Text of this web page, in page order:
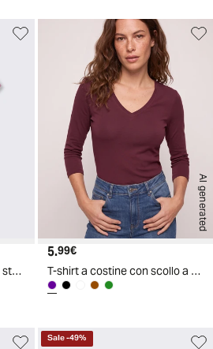
T-shirt estiva bambina con stampa colorata - Rosa candy
AI generated
Prezzo attuale
5.99€
T-shirt a costine con scollo a V - Viola prugna
Sale-49%